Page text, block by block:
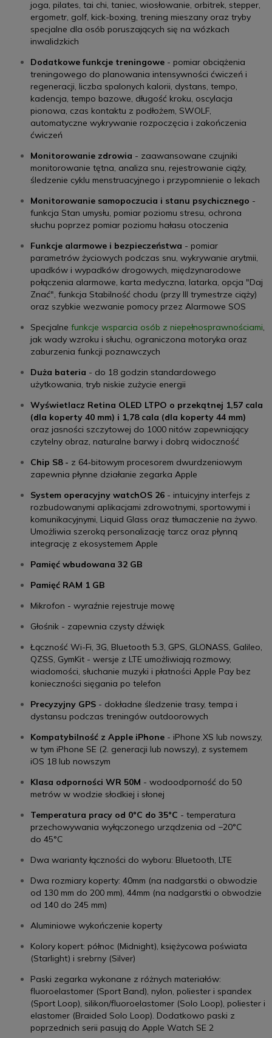
joga, pilates, tai chi, taniec, wiosłowanie, orbitrek, stepper,
ergometr, golf, kick-boxing, trening mieszany oraz tryby
specjalne dla osób poruszających się na wózkach
inwalidzkich
Dodatkowe funkcje treningowe- pomiar obciążenia
treningowego do planowania intensywności ćwiczeń i
regeneracji, liczba spalonych kalorii, dystans, tempo,
kadencja, tempo bazowe, długość kroku, oscylacja
pionowa, czas kontaktu z podłożem, SWOLF,
automatyczne wykrywanie rozpoczęcia i zakończenia
ćwiczeń
Monitorowanie zdrowia - zaawansowane czujniki
monitorowanie tętna, analiza snu, rejestrowanie ciąży,
śledzenie cyklu menstruacyjnego i przypomnienie o lekach
Monitorowanie samopoczucia i stanu psychicznego -
funkcja Stan umysłu, pomiar poziomu stresu, ochrona
słuchu poprzez pomiar poziomu hałasu otoczenia
Funkcje alarmowe i bezpieczeństwa - pomiar
parametrów życiowych podczas snu, wykrywanie arytmii,
upadków i wypadków drogowych, międzynarodowe
połączenia alarmowe, karta medyczna, latarka, opcja "Daj
Znać", funkcja Stabilność chodu (przy III trymestrze ciąży)
oraz szybkie wezwanie pomocy przez Alarmowe SOS
Specjalne funkcje wsparcia osób z niepełnosprawnościami,
jak wady wzroku i słuchu, ograniczona motoryka oraz
zaburzenia funkcji poznawczych
Duża bateria - do 18 godzin standardowego
użytkowania, tryb niskie zużycie energii
Wyświetlacz Retina OLED LTPO o przekątnej 1,57 cala
(dla koperty 40 mm) i 1,78 cala (dla koperty 44 mm)
oraz jasności szczytowej do 1000 nitów zapewniający
czytelny obraz, naturalne barwy i dobrą widoczność
Chip S8 - z 64‑bitowym procesorem dwurdzeniowym
zapewnia płynne działanie zegarka Apple
System operacyjny watchOS 26- intuicyjny interfejs z
rozbudowanymi aplikacjami zdrowotnymi, sportowymi i
komunikacyjnymi, Liquid Glass oraz tłumaczenie na żywo.
Umożliwia szeroką personalizację tarcz oraz płynną
integrację z ekosystemem Apple
Pamięć wbudowana 32 GB
Pamięć RAM 1 GB
Mikrofon - wyraźnie rejestruje mowę
Głośnik - zapewnia czysty dźwięk
Łączność Wi-Fi, 3G, Bluetooth 5.3, GPS, GLONASS, Galileo,
QZSS, GymKit - wersje z LTE umożliwiają rozmowy,
wiadomości, słuchanie muzyki i płatności Apple Pay bez
konieczności sięgania po telefon
Precyzyjny GPS- dokładne śledzenie trasy, tempa i
dystansu podczas treningów outdoorowych
Kompatybilność z Apple iPhone- iPhone XS lub nowszy,
w tym iPhone SE (2. generacji lub nowszy), z systemem
iOS 18 lub nowszym
Klasa odporności WR 50M - wodoodporność do 50
metrów w wodzie słodkiej i słonej
Temperatura pracy od 0°C do 35°C - temperatura
przechowywania wyłączonego urządzenia od −20°C
do 45°C
Dwa warianty łączności do wyboru: Bluetooth, LTE
Dwa rozmiary koperty: 40mm (na nadgarstki o obwodzie
od 130 mm do 200 mm), 44mm (na nadgarstki o obwodzie
od 140 do 245 mm)
Aluminiowe wykończenie koperty
Kolory kopert: północ (Midnight), księżycowa poświata
(Starlight) i srebrny (Silver)
Paski zegarka wykonane z różnych materiałów:
fluoroelastomer (Sport Band), nylon, poliester i spandex
(Sport Loop), silikon/fluoroelastomer (Solo Loop), poliester i
elastomer (Braided Solo Loop). Dodatkowo paski z
poprzednich serii pasują do Apple Watch SE 2